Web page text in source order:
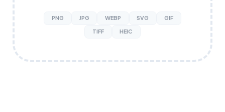
PNG JPG WEBP SVG GIF
TIFF HEIC